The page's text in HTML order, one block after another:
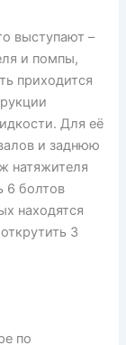
выступают –
и помпы,
приходится
Для её
и заднюю
натяжителя
6 болтов
находятся
3
по